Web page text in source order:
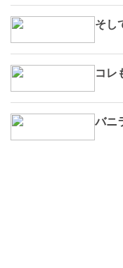
そし
コレ
バニ